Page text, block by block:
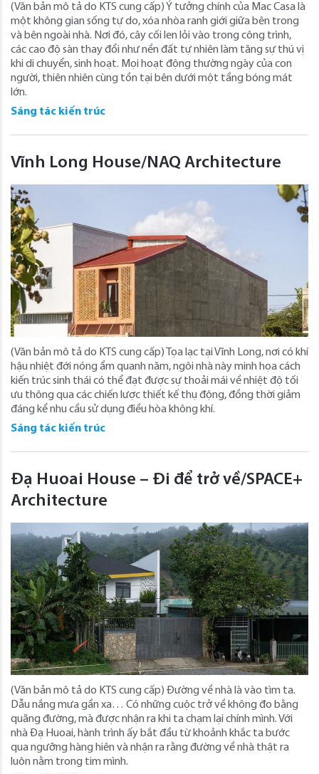
(Văn bản mô tả do KTS cung cấp) Ý tưởng chính của Mac Casa là
một không gian sống tự do, xóa nhòa ranh giới giữa bên trong
và bên ngoài nhà. Nơi đó, cây cối len lỏi vào trong công trình,
các cao độ sàn thay đổi như nền đất tự nhiên làm tăng sự thú vị
khi di chuyển, sinh hoạt. Mọi hoạt động thường ngày của con
người, thiên nhiên cùng tồn tại bên dưới một tầng bóng mát
lớn.
Sáng tác kiến trúc
Vĩnh Long House/NAQ Architecture
(Văn bản mô tả do KTS cung cấp) Tọa lạc tại Vĩnh Long, nơi có khí
hậu nhiệt đới nóng ẩm quanh năm, ngôi nhà này minh họa cách
kiến ​​trúc sinh thái có thể đạt được sự thoải mái về nhiệt độ tối
ưu thông qua các chiến lược thiết kế thụ động, đồng thời giảm
đáng kể nhu cầu sử dụng điều hòa không khí.
Sáng tác kiến trúc
Đạ Huoai House – Đi để trở về/SPACE+
Architecture
(Văn bản mô tả do KTS cung cấp) Đường về nhà là vào tìm ta.
Dẫu nắng mưa gần xa… Có những cuộc trở về không đo bằng
quãng đường, mà được nhận ra khi ta chạm lại chính mình. Với
nhà Đạ Huoai, hành trình ấy bắt đầu từ khoảnh khắc ta bước
qua ngưỡng hàng hiên và nhận ra rằng đường về nhà thật ra
luôn nằm trong tim mình.